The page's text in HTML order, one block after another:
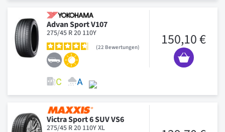
Advan Sport V107
275/45 R 20 110Y
22 Bewertungen 150,10 €
Victra Sport 6 SUV VS6
275/45 R 20 110Y XL